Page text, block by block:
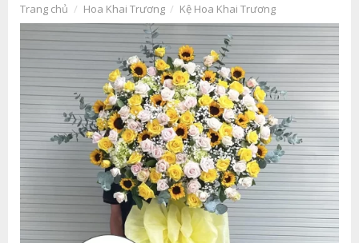
Trang chủ / Hoa Khai Trương / Kệ Hoa Khai Trương